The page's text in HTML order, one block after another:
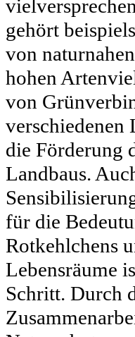
gehört
von
hohen
von
verschiedenen
die Förderung
Landbaus.
für die
Rotkehlchens
Lebensräume
Schritt. Durch